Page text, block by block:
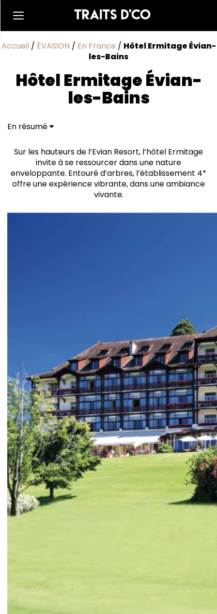
Accueil / ÉVASION / En France / Hôtel Ermitage Évian-
les-Bains
Hôtel Ermitage Évian-
les-Bains
En résumé
Sur les hauteurs de l’Evian Resort, l’hôtel Ermitage
invite à se ressourcer dans une nature
enveloppante. Entouré d’arbres, l’établissement 4*
offre une expérience vibrante, dans une ambiance
vivante.